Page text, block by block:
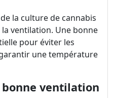
la culture de cannabis
ventilation. Une bonne
pour éviter les
une température
ventilation